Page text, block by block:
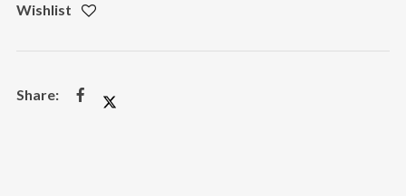
Wishlist